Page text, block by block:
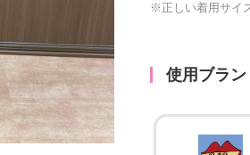
※正しい着用サイ
使用ブラン